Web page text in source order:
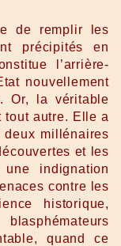
de remplir les
précipités en
l’arrière-
nouvellement
Or, la véritable
tout autre. Elle a
deux millénaires
et les
indignation
contre les
historique,
quand ce